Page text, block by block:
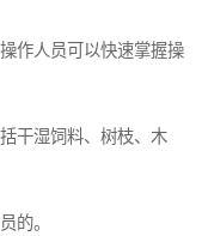
作人员可以快速掌握操
干湿饲料、树枝、木
的。